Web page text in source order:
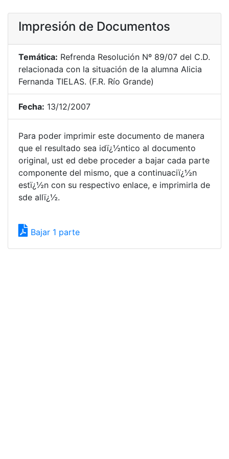
Impresión de Documentos
Temática: Refrenda Resolución Nº 89/07 del C.D.
relacionada con la situación de la alumna Alicia
Fernanda TIELAS. (F.R. Río Grande)
Fecha: 13/12/2007
Para poder imprimir este documento de manera
que el resultado sea idï¿½ntico al documento
original, ust ed debe proceder a bajar cada parte
componente del mismo, que a continuaciï¿½n
estï¿½n con su respectivo enlace, e imprimirla de
sde allï¿½.
Bajar 1 parte